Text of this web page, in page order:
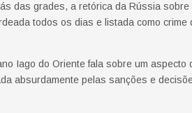
das grades, a retórica da Rússia
todos os dias e listada como
Iago do Oriente fala sobre um aspecto
absurdamente pelas sanções e